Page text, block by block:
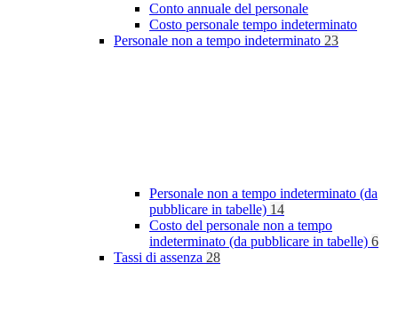
Conto annuale del personale
Costo personale tempo indeterminato
Personale non a tempo indeterminato 23
Personale non a tempo indeterminato (da
pubblicare in tabelle) 14
Costo del personale non a tempo
indeterminato (da pubblicare in tabelle) 6
Tassi di assenza 28